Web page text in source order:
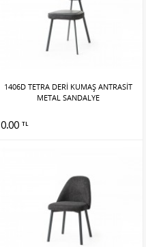
1406D TETRA DERİ KUMAŞ ANTRASİT
METAL SANDALYE
0.00 TL